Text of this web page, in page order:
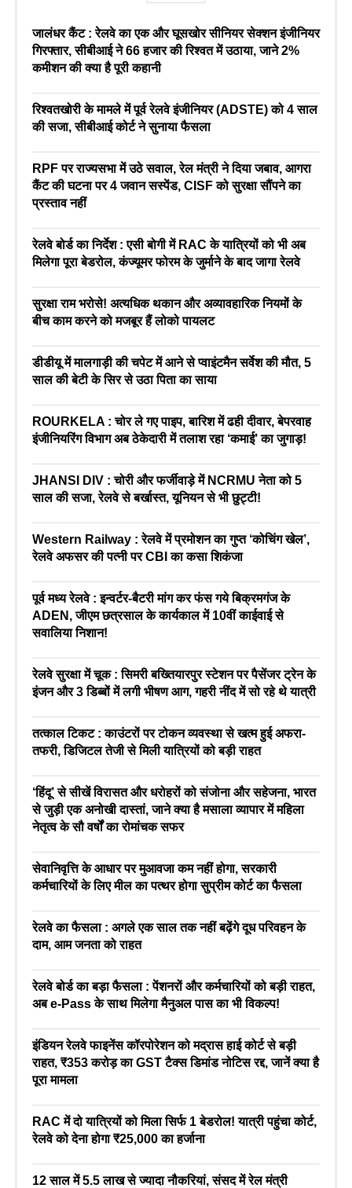
जालंधर कैंट : रेलवे का एक और घूसखोर सीनियर सेक्शन इंजीनियर
गिरफ्तार, सीबीआई ने 66 हजार की रिश्वत में उठाया, जाने 2%
कमीशन की क्या है पूरी कहानी
रिश्वतखोरी के मामले में पूर्व रेलवे इंजीनियर (ADSTE) को 4 साल
की सजा, सीबीआई कोर्ट ने सुनाया फैसला
RPF पर राज्यसभा में उठे सवाल, रेल मंत्री ने दिया जबाव, आगरा
कैंट की घटना पर 4 जवान सस्पेंड, CISF को सुरक्षा सौंपने का
प्रस्ताव नहीं
रेलवे बोर्ड का निर्देश : एसी बोगी में RAC के यात्रियों को भी अब
मिलेगा पूरा बेडरोल, कंज्यूमर फोरम के जुर्माने के बाद जागा रेलवे
सुरक्षा राम भरोसे! अत्यधिक थकान और अव्यावहारिक नियमों के
बीच काम करने को मजबूर हैं लोको पायलट
डीडीयू में मालगाड़ी की चपेट में आने से प्वाइंटमैन सर्वेश की मौत, 5
साल की बेटी के सिर से उठा पिता का साया
ROURKELA : चोर ले गए पाइप, बारिश में ढही दीवार, बेपरवाह
इंजीनियरिंग विभाग अब ठेकेदारी में तलाश रहा ‘कमाई’ का जुगाड़!
JHANSI DIV : चोरी और फर्जीवाड़े में NCRMU नेता को 5
साल की सजा, रेलवे से बर्खास्त, यूनियन से भी छुट्टी!
Western Railway : रेलवे में प्रमोशन का गुप्त ‘कोचिंग खेल’,
रेलवे अफसर की पत्नी पर CBI का कसा शिकंजा
पूर्व मध्य रेलवे : इन्वर्टर-बैटरी मांग कर फंस गये बिक्रमगंज के
ADEN, जीएम छत्रसाल के कार्यकाल में 10वीं काईवाई से
सवालिया निशान!
रेलवे सुरक्षा में चूक : सिमरी बख्तियारपुर स्टेशन पर पैसेंजर ट्रेन के
इंजन और 3 डिब्बों में लगी भीषण आग, गहरी नींद में सो रहे थे यात्री
तत्काल टिकट : काउंटरों पर टोकन व्यवस्था से खत्म हुई अफरा-
तफरी, डिजिटल तेजी से मिली यात्रियों को बड़ी राहत
‘हिंदू’ से सीखें विरासत और धरोहरों को संजोना और सहेजना, भारत
से जुड़ी एक अनोखी दास्तां, जाने क्या है मसाला व्यापार में महिला
नेतृत्व के सौ वर्षों का रोमांचक सफर
सेवानिवृत्ति के आधार पर मुआवजा कम नहीं होगा, सरकारी
कर्मचारियों के लिए मील का पत्थर होगा सुप्रीम कोर्ट का फैसला
रेलवे का फैसला : अगले एक साल तक नहीं बढ़ेंगे दूध परिवहन के
दाम, आम जनता को राहत
रेलवे बोर्ड का बड़ा फैसला : पेंशनरों और कर्मचारियों को बड़ी राहत,
अब e-Pass के साथ मिलेगा मैनुअल पास का भी विकल्प!
इंडियन रेलवे फाइनेंस कॉरपोरेशन को मद्रास हाई कोर्ट से बड़ी
राहत, ₹353 करोड़ का GST टैक्स डिमांड नोटिस रद्द, जानें क्या है
पूरा मामला
RAC में दो यात्रियों को मिला सिर्फ 1 बेडरोल! यात्री पहुंचा कोर्ट,
रेलवे को देना होगा ₹25,000 का हर्जाना
12 साल में 5.5 लाख से ज्यादा नौकरियां, संसद में रेल मंत्री